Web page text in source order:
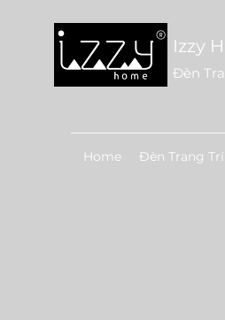
Izzy
Đèn
Home Đèn Trang Trí